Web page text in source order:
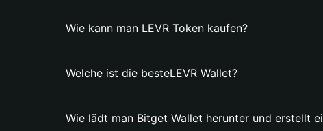
Wie kann man LEVR Token kaufen?
Welche ist die besteLEVR Wallet?
Wie lädt man Bitget Wallet herunter und erstellt